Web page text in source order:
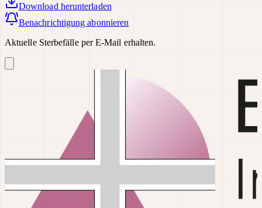
Download herunterladen
Benachrichtigung abonnieren
Aktuelle Sterbefälle per E-Mail erhalten.